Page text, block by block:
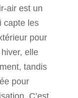
air est un
capte les
pour
elle
tandis
pour